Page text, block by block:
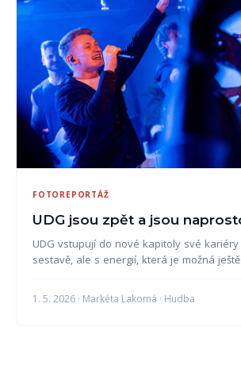
FOTOREPORTÁŽ
UDG jsou zpět a jsou
UDG vstupují do nové kapitoly své kariéry
sestavě, ale s energií, která je možná
1. 5. 2026 · Markéta Lakomá · Hudba